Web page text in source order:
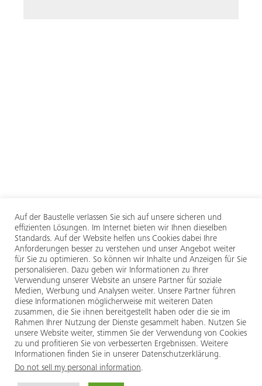
Auf der Baustelle verlassen Sie sich auf unsere sicheren und
effizienten Lösungen. Im Internet bieten wir Ihnen dieselben
Standards. Auf der Website helfen uns Cookies dabei Ihre
Anforderungen besser zu verstehen und unser Angebot weiter
für Sie zu optimieren. So können wir Inhalte und Anzeigen für Sie
personalisieren. Dazu geben wir Informationen zu Ihrer
Verwendung unserer Website an unsere Partner für soziale
Medien, Werbung und Analysen weiter. Unsere Partner führen
diese Informationen möglicherweise mit weiteren Daten
zusammen, die Sie ihnen bereitgestellt haben oder die sie im
Rahmen Ihrer Nutzung der Dienste gesammelt haben. Nutzen Sie
unsere Website weiter, stimmen Sie der Verwendung von Cookies
zu und profitieren Sie von verbesserten Ergebnissen. Weitere
Informationen finden Sie in unserer Datenschutzerklärung.
Do not sell my personal information.